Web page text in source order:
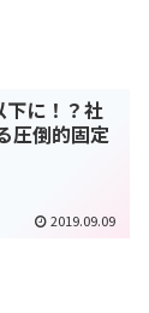
に！？社
圧倒的固定
2019.09.09